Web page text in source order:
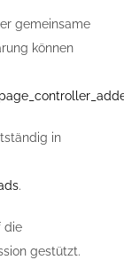
gemeinsame
können
in
.
die
gestützt.